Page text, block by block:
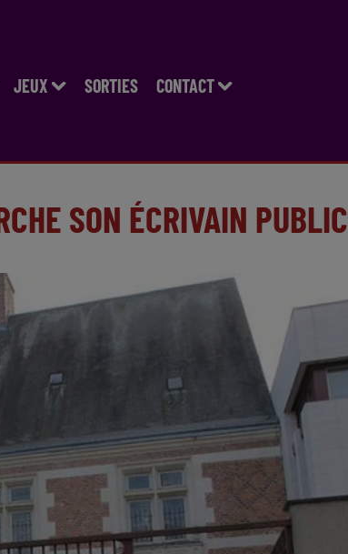
JEUX SORTIES CONTACT
SON ÉCRIVAIN PUBLIC